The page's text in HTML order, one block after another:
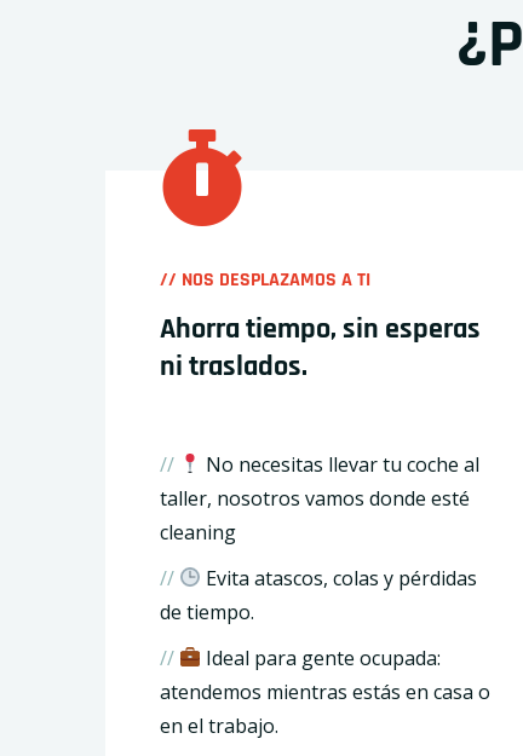
// NOS DESPLAZAMOS A TI
Ahorra tiempo, sin esperas
ni traslados.
//
No necesitas llevar tu coche al
taller, nosotros vamos donde esté
cleaning
//
Evita atascos, colas y pérdidas
de tiempo.
//
Ideal para gente ocupada:
atendemos mientras estás en casa o
en el trabajo.